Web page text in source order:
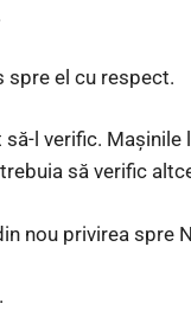
spre el cu respect.
l verific. Mașinile
să verific
nou privirea spre